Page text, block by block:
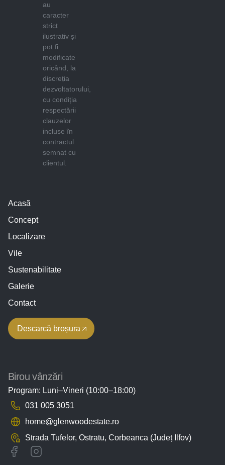
Acasă
Concept
Localizare
Vile
Sustenabilitate
Galerie
Contact
Descarcă broșura
au
caracter
strict
ilustrativ și
pot fi
modificate
oricând, la
discreția
dezvoltatorului,
cu condiția
respectării
clauzelor
incluse în
contractul
semnat cu
clientul.
Birou vânzări
Program: Luni–Vineri (10:00–18:00)
031 005 3051
home@glenwoodestate.ro
Strada Tufelor, Ostratu, Corbeanca (Județ Ilfov)